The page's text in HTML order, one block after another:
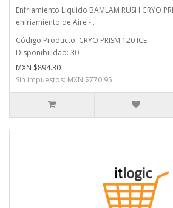
Enfriamiento Liquido BAMLAM RUSH CRYO
enfriamiento de Aire -..
Código Producto: CRYO PRISM 120 ICE
Disponibilidad: 30
MXN $894.30
Sin impuestos: MXN $770.95